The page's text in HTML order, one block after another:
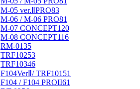
M-05 ver.ⅡPRO83
M-06 / M-06 PRO81
M-07 CONCEPT120
M-08 CONCEPT116
RM-0135
TRF10253
TRF10346
F104VerⅡ/ TRF101 51
F104 / F104 PROII61